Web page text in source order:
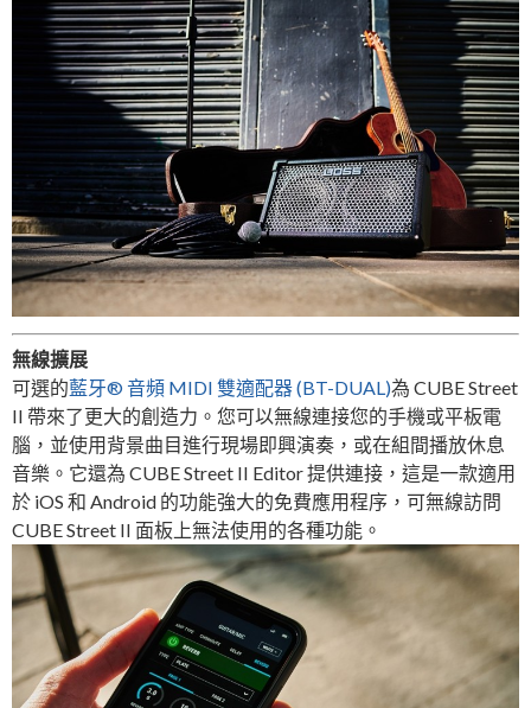
無線擴展
可選的藍牙® 音頻 MIDI 雙適配器 (BT-DUAL)為 CUBE Street
II 帶來了更大的創造力。您可以無線連接您的手機或平板電
腦，並使用背景曲目進行現場即興演奏，或在組間播放休息
音樂。它還為 CUBE Street II Editor 提供連接，這是一款適用
於 iOS 和 Android 的功能強大的免費應用程序，可無線訪問
CUBE Street II 面板上無法使用的各種功能。